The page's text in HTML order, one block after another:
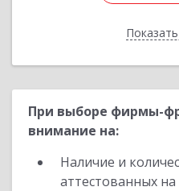
При выборе фирмы-
внимание на:
Наличие и
аттестованных